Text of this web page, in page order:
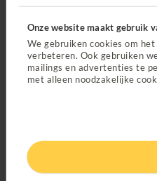
Onze website maakt gebruik
We gebruiken cookies om
verbeteren. Ook gebruiken
mailings en advertenties te
met alleen noodzakelijke
De beste apps
Van videobellen met